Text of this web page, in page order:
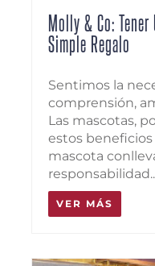
Molly & Co: Tener
Simple Regalo
Sentimos la
comprensión,
Las mascotas,
estos
mascota
VER MÁS